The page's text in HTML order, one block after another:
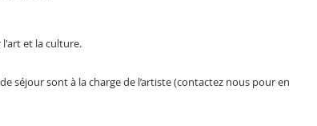
l'art et la culture.
séjour sont à la charge de l’artiste (contactez nous pour en